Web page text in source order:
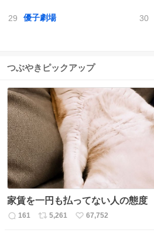
優子劇場
つぶやきピックアップ
家賃を一円も払ってない人の態度
返
161
リ
5,261
い
67,752